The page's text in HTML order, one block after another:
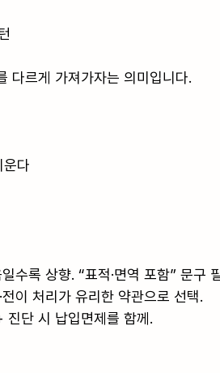
다르게 가져가자는 의미입니다.
운다
수록 상향. “표적·면역 포함” 문구
이 처리가 유리한 약관으로 선택.
진단 시 납입면제를 함께.